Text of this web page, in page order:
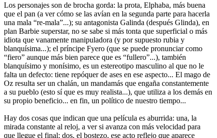
Los personajes son de brocha gorda: la prota, Elphaba, más buena
que el pan (a ver cómo se las avían en la segunda parte para hacerla
una mala “re-mala”...); su antagonista Galinda (después Glinda), en
plan Barbie superstar, no se sabe si más tonta que superficial o más
idiota que vanamente manipuladora (y por supuesto rubia y
blanquísima...); el príncipe Fyero (que se puede pronunciar como
“fiero” aunque más bien parece que es “fullero”...), también
blanquísimo y monísimo, es un estereotipo masculino al que no le
falta un defecto: tiene repóquer de ases en ese aspecto... El mago de
Oz resulta ser un chalán, un mandamás que engaña constantemente
a su pueblo (esto sí que es muy realista...), que utiliza a los demás en
su propio beneficio... en fin, un político de nuestro tiempo...
Hay dos cosas que indican que una película es aburrida: una, la
mirada constante al reloj, a ver si avanza con más velocidad para
que llegue el final; dos, el bostezo, ese acto reflejo que aparece